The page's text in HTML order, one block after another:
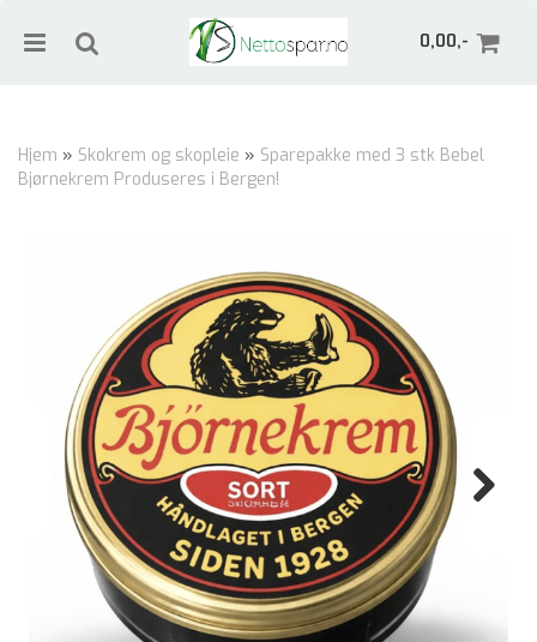
0,00,-
Hjem » Skokrem og skopleie » Sparepakke med 3 stk Bebel
Bjørnekrem Produseres i Bergen!